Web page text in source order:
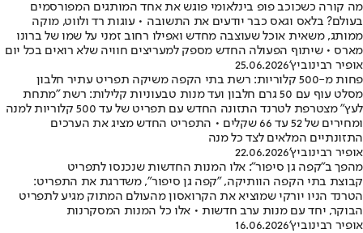
מה קורה כשכוכב פופ בינלאומי פוגש את אחד המותגים המפורסמים
בעולם? בלאס וגאס כבר יודעים את התשובה • עוגות רד ולווט, מוקה
ממותג, משאית אוכל שעוצבה מחדש ואפילו רחוב זמני על שמו של ברונו
מארס • שיתוף הפעולה החדש מספק למעריצים חוויה שלא רואים בכל יום
אופיר רבינוביץ'25.06.2026
פחות מ-500 קלוריות: רשת בתי הקפה משיקה תפריט עתיר חלבון
מסלט עוף עם 50 גרם חלבון ועד מנות טבעוניות קלילות: רשת "מתחת
לעץ" מצטרפת לטרנד התזונה החדש עם תפריט של עד 500 קלוריות למנה
ומחירים של 52 עד 66 שקלים • התפריט החדש מציג את הערכים
התזונתיים המלאים לצד כל מנה
אופיר רבינוביץ'22.06.2026
מהפך ב"קפה גן סיפור": אלו המנות החדשות שנכנסו לתפריט
קבוצת בתי הקפה הוותיקה, "קפה גן סיפור", משדרגת את התפריט:
הטרנד הניו יורקי שמוציא את הקרואסון מהעולם המתוק מגיע לתפריט
הבוקר, יחד עם מנות ערב חדשות • אלו כל המנות המסקרנות
אופיר רבינוביץ'16.06.2026